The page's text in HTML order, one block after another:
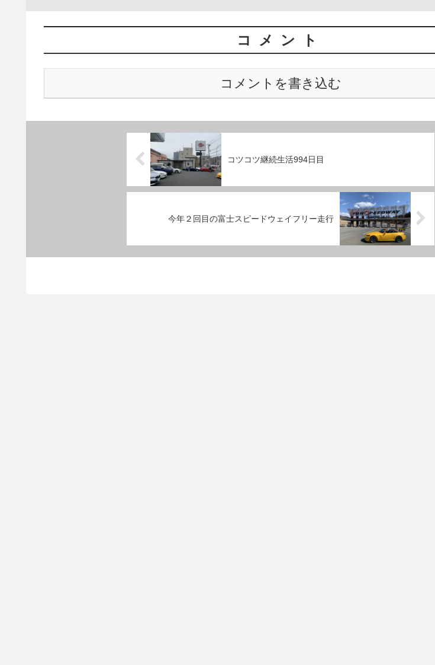
コメント
コメントを書き込む
コツコツ継続生活994日目
今年２回目の富士スピードウェイフリー走行